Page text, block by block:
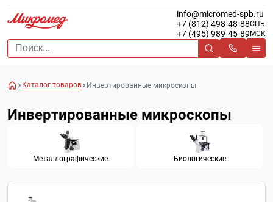
info@micromed-spb.ru
+7 (812) 498-48-88СПБ
+7 (495) 989-45-89 МСК
Каталог товаров Инвертированные микроскопы
Инвертированные микроскопы
Металлографические Биологические